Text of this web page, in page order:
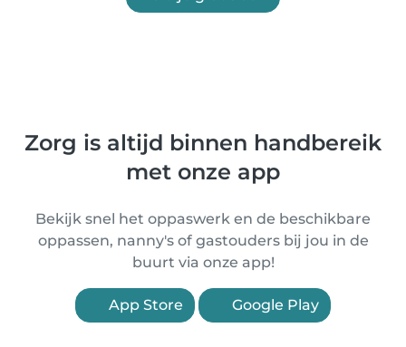
Zorg is altijd binnen handbereik
met onze app
Bekijk snel het oppaswerk en de beschikbare
oppassen, nanny's of gastouders bij jou in de
buurt via onze app!
App Store Google Play